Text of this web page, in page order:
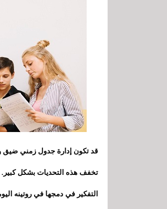
قد تكون إدارة جدول زمني ضيق
تخفف هذه التحديات بشكل
التفكير في دمجها في روتينه